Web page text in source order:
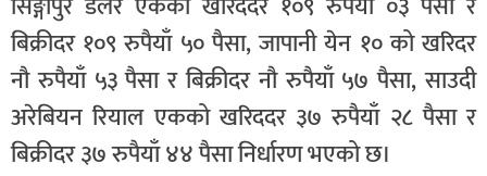
बिक्रीदर १०९ रुपैयाँ ५० पैसा, जापानी येन १० को खरिदर
नौ रुपैयाँ ५३ पैसा र बिक्रीदर नौ रुपैयाँ ५७ पैसा, साउदी
अरेबियन रियाल एकको खरिददर ३७ रुपैयाँ २८ पैसा र
बिक्रीदर ३७ रुपैयाँ ४४ पैसा निर्धारण भएको छ।